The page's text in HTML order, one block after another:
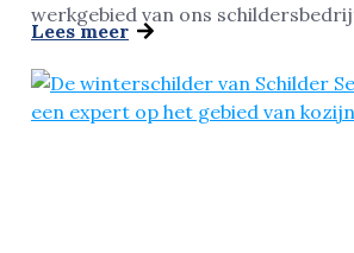
werkgebied van ons
Lees meer